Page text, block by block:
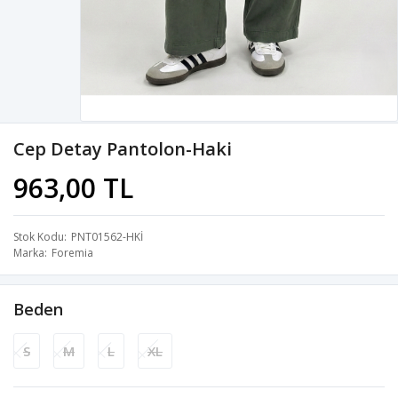
Cep Detay Pantolon-Haki
963,00 TL
Stok Kodu PNT01562-HKİ
Marka Foremia
Beden
S M L XL